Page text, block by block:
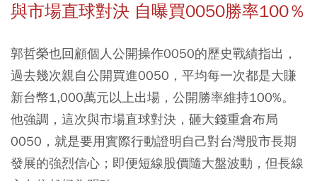
與市場直球對決 自曝買0050勝率100％
郭哲榮也回顧個人公開操作0050的歷史戰績指出，
過去幾次親自公開買進0050，平均每一次都是大賺
新台幣1,000萬元以上出場，公開勝率維持100%。
他強調，這次與市場直球對決，砸大錢重倉布局
0050，就是要用實際行動證明自己對台灣股市長期
發展的強烈信心；即便短線股價隨大盤波動，但長線